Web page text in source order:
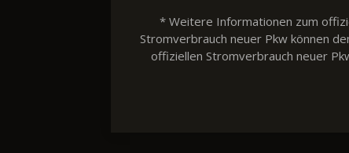
* Weitere Informationen zum
Stromverbrauch neuer Pkw können
offiziellen Stromverbrauch neuer